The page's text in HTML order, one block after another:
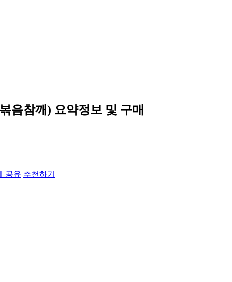
음참깨) 요약정보 및 구매
추천하기